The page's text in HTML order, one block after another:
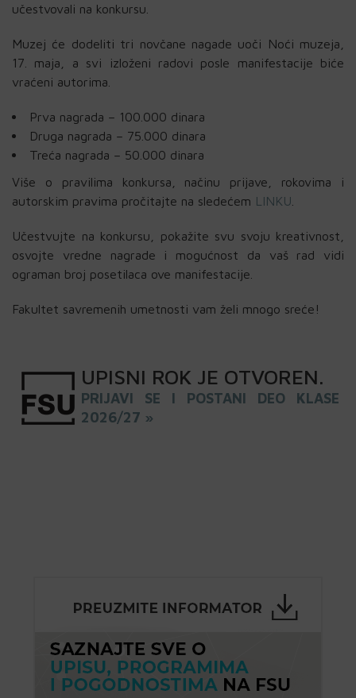
učestvovali na konkursu.
Muzej će dodeliti tri novčane nagade uoči Noći muzeja,
17. maja, a svi izloženi radovi posle manifestacije biće
vraćeni autorima.
Prva nagrada – 100.000 dinara
Druga nagrada – 75.000 dinara
Treća nagrada – 50.000 dinara
Više o pravilima konkursa, načinu prijave, rokovima i
autorskim pravima pročitajte na sledećem LINKU
Učestvujte na konkursu, pokažite svu svoju kreativnost,
osvojte vredne nagrade i mogućnost da vaš rad vidi
ograman broj posetilaca ove manifestacije.
Fakultet savremenih umetnosti vam želi mnogo sreće!
UPISNI ROK JE OTVOREN.
PRIJAVI SE I POSTANI DEO KLASE
2026/27 »